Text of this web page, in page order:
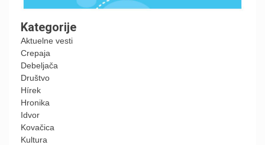
Kategorije
Aktuelne vesti
Crepaja
Debeljača
Društvo
Hírek
Hronika
Idvor
Kovačica
Kultura